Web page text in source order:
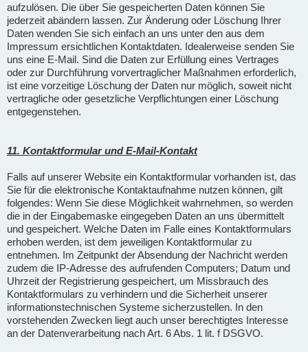
aufzulösen. Die über Sie gespeicherten Daten können Sie
jederzeit abändern lassen. Zur Änderung oder Löschung Ihrer
Daten wenden Sie sich einfach an uns unter den aus dem
Impressum ersichtlichen Kontaktdaten. Idealerweise senden Sie
uns eine E-Mail. Sind die Daten zur Erfüllung eines Vertrages
oder zur Durchführung vorvertraglicher Maßnahmen erforderlich,
ist eine vorzeitige Löschung der Daten nur möglich, soweit nicht
vertragliche oder gesetzliche Verpflichtungen einer Löschung
entgegenstehen.
11. Kontaktformular und E-Mail-Kontakt
Falls auf unserer Website ein Kontaktformular vorhanden ist, das
Sie für die elektronische Kontaktaufnahme nutzen können, gilt
folgendes: Wenn Sie diese Möglichkeit wahrnehmen, so werden
die in der Eingabemaske eingegeben Daten an uns übermittelt
und gespeichert. Welche Daten im Falle eines Kontaktformulars
erhoben werden, ist dem jeweiligen Kontaktformular zu
entnehmen. Im Zeitpunkt der Absendung der Nachricht werden
zudem die IP-Adresse des aufrufenden Computers; Datum und
Uhrzeit der Registrierung gespeichert, um Missbrauch des
Kontaktformulars zu verhindern und die Sicherheit unserer
informationstechnischen Systeme sicherzustellen. In den
vorstehenden Zwecken liegt auch unser berechtigtes Interesse
an der Datenverarbeitung nach Art. 6 Abs. 1 lit. f DSGVO.